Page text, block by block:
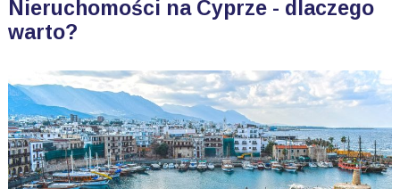
Nieruchomości na Cyprze - dlaczego
warto?